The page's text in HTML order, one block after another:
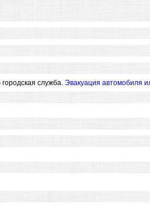
служба. Эвакуация автомобиля